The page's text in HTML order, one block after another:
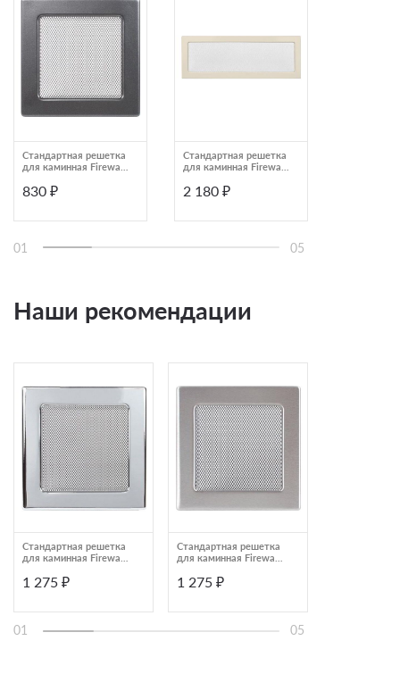
Стандартная решетка
для каминная Fireway
830 ₽
Стандартная решетка
для каминная Fireway
2 180 ₽
01 05
Наши рекомендации
Стандартная решетка
для каминная Fireway
1 275 ₽
Стандартная решетка
для каминная Fireway
1 275 ₽
01 05